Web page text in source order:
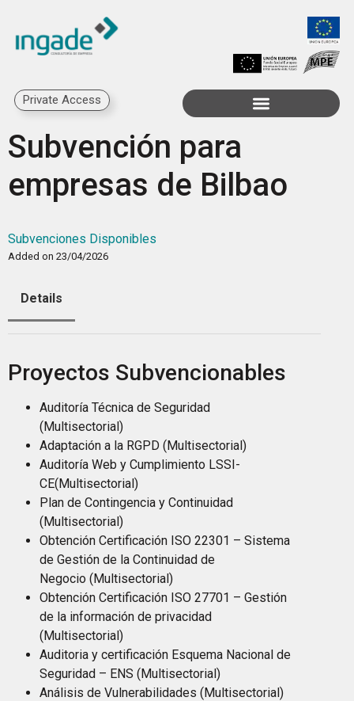
Private Access
Subvención para
empresas de Bilbao
Subvenciones Disponibles
Added on 23/04/2026
Details
Proyectos Subvencionables
Auditoría Técnica de Seguridad
(Multisectorial)
Adaptación a la RGPD (Multisectorial)
Auditoría Web y Cumplimiento LSSI-
CE(Multisectorial)
Plan de Contingencia y Continuidad
(Multisectorial)
Obtención Certificación ISO 22301 – Sistema
de Gestión de la Continuidad de
Negocio (Multisectorial)
Obtención Certificación ISO 27701 – Gestión
de la información de privacidad
(Multisectorial)
Auditoria y certificación Esquema Nacional de
Seguridad – ENS (Multisectorial)
Análisis de Vulnerabilidades (Multisectorial)